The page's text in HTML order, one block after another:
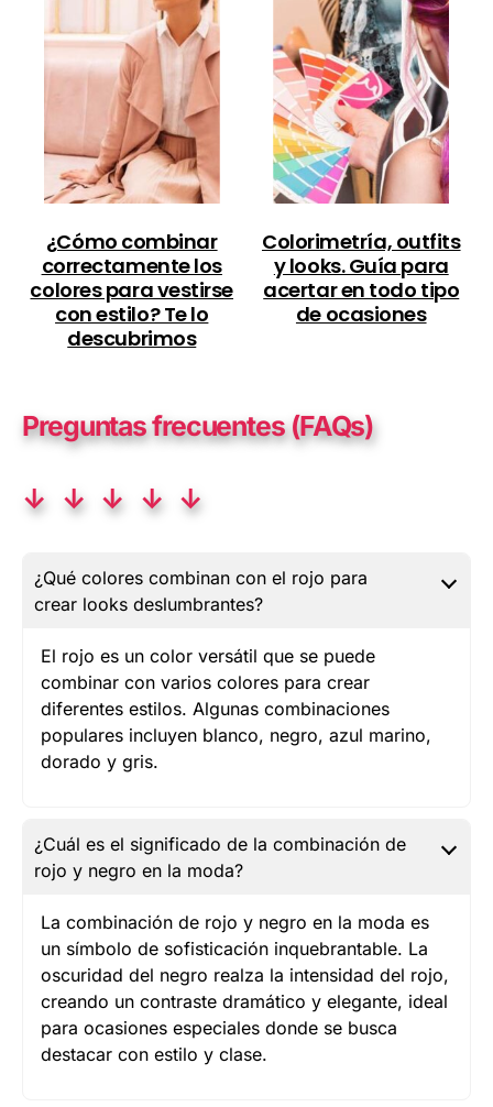
¿Cómo combinar
correctamente los
colores para vestirse
con estilo? Te lo
descubrimos
Colorimetría, outfits
y looks. Guía para
acertar en todo tipo
de ocasiones
Preguntas frecuentes (FAQs)
↓ ↓ ↓ ↓ ↓
¿Qué colores combinan con el rojo para
crear looks deslumbrantes?
El rojo es un color versátil que se puede
combinar con varios colores para crear
diferentes estilos. Algunas combinaciones
populares incluyen blanco, negro, azul marino,
dorado y gris.
¿Cuál es el significado de la combinación de
rojo y negro en la moda?
La combinación de rojo y negro en la moda es
un símbolo de sofisticación inquebrantable. La
oscuridad del negro realza la intensidad del rojo,
creando un contraste dramático y elegante, ideal
para ocasiones especiales donde se busca
destacar con estilo y clase.